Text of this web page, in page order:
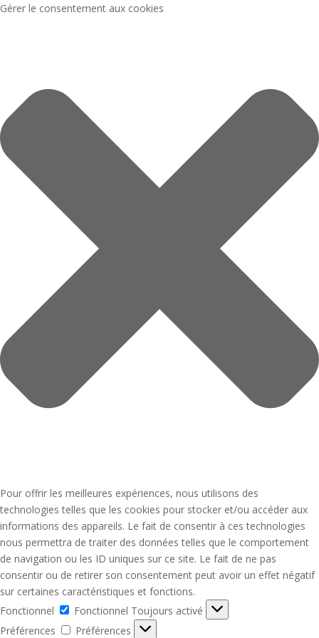
Gérer le consentement aux cookies
Pour offrir les meilleures expériences, nous utilisons des
technologies telles que les cookies pour stocker et/ou accéder aux
informations des appareils. Le fait de consentir à ces technologies
nous permettra de traiter des données telles que le comportement
de navigation ou les ID uniques sur ce site. Le fait de ne pas
consentir ou de retirer son consentement peut avoir un effet négatif
sur certaines caractéristiques et fonctions.
Fonctionnel
Fonctionnel Toujours activé
Préférences
Préférences